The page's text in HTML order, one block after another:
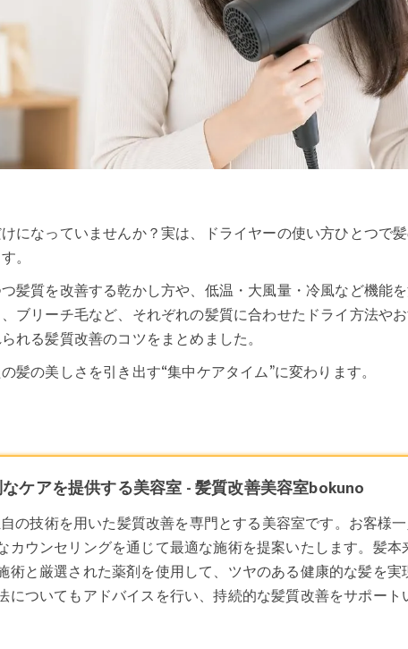
になっていませんか？実は、ドライヤーの使い方ひとつで
。
髪質を改善する乾かし方や、低温・大風量・冷風など機能
ブリーチ毛など、それぞれの髪質に合わせたドライ方法や
れる髪質改善のコツをまとめました。
髪の美しさを引き出す“集中ケアタイム”に変わります。
ケアを提供する美容室 - 髪質改善美容室bokuno
の技術を用いた髪質改善を専門とする美容室です。お客様
カウンセリングを通じて最適な施術を提案いたします。髪本
術と厳選された薬剤を使用して、ツヤのある健康的な髪を実
についてもアドバイスを行い、持続的な髪質改善をサポート